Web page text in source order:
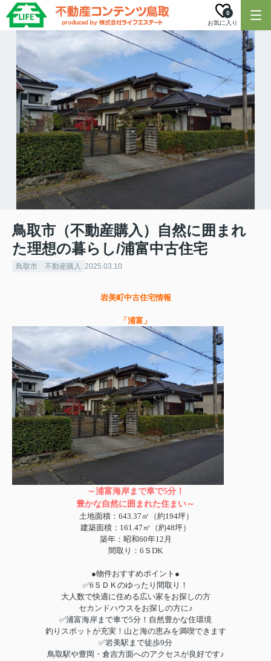
お気に入り
0
鳥取市（不動産購入）自然に囲まれ
た理想の暮らし/浦富中古住宅
鳥取市 不動産購入 2025.03.10
岩美町中古住宅情報
「浦富」
～浦富海岸まで車で5分！
豊かな自然に囲まれた住まい ～
土地面積：643.37㎡（約194坪）
建築面積：161.47㎡（約48坪）
築年：昭和60年12月
間取り：6ＳDK
●物件おすすめポイント●
✅6ＳＤＫのゆったり間取り！
大人数で快適に住める広い家をお探しの方
セカンドハウスをお探しの方に♪
✅浦富海岸まで車で5分！ 自然豊かな住環境
釣りスポットが充実！山と海の恵みを満喫できます
✅岩美駅まで徒歩9分
鳥取駅や豊岡・倉吉方面へのアクセスが良好です♪